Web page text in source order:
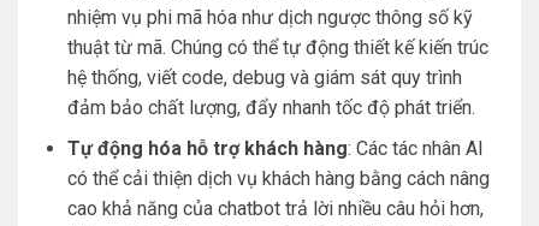
nhiệm vụ phi mã hóa như dịch ngược thông số kỹ
thuật từ mã. Chúng có thể tự động thiết kế kiến trúc
hệ thống, viết code, debug và giám sát quy trình
đảm bảo chất lượng, đẩy nhanh tốc độ phát triển.
Tự động hóa hỗ trợ khách hàng: Các tác nhân AI
có thể cải thiện dịch vụ khách hàng bằng cách nâng
cao khả năng của chatbot trả lời nhiều câu hỏi hơn,